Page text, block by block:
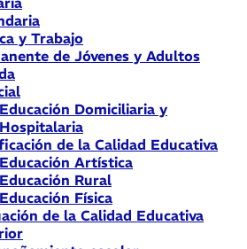
y Trabajo
de Jóvenes y Adultos
Educación Domiciliaria y
Hospitalaria
de la Calidad Educativa
Educación Artística
Educación Rural
Educación Física
de la Calidad Educativa